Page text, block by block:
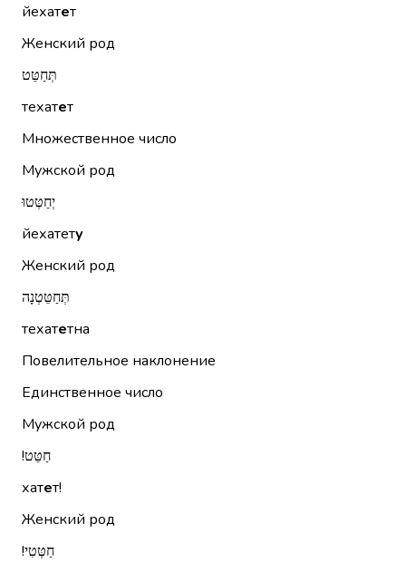
йехатет
Женский род
תְּחַטֵּט
техатет
Множественное число
Мужской род
יְחַטְּטוּ
йехатету
Женский род
תְּחַטֵּטְנָה
техатетна
Повелительное наклонение
Единственное число
Мужской род
חַטֵּט!‏
хатет!
Женский род
חַטְּטִי!‏